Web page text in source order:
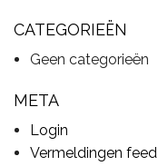
CATEGORIEËN
Geen categorieën
META
Login
Vermeldingen feed